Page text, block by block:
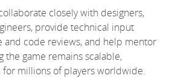
closely with designers,
provide technical input
and code reviews, and help mentor
the game remainsscalable,
millions of players worldwide.